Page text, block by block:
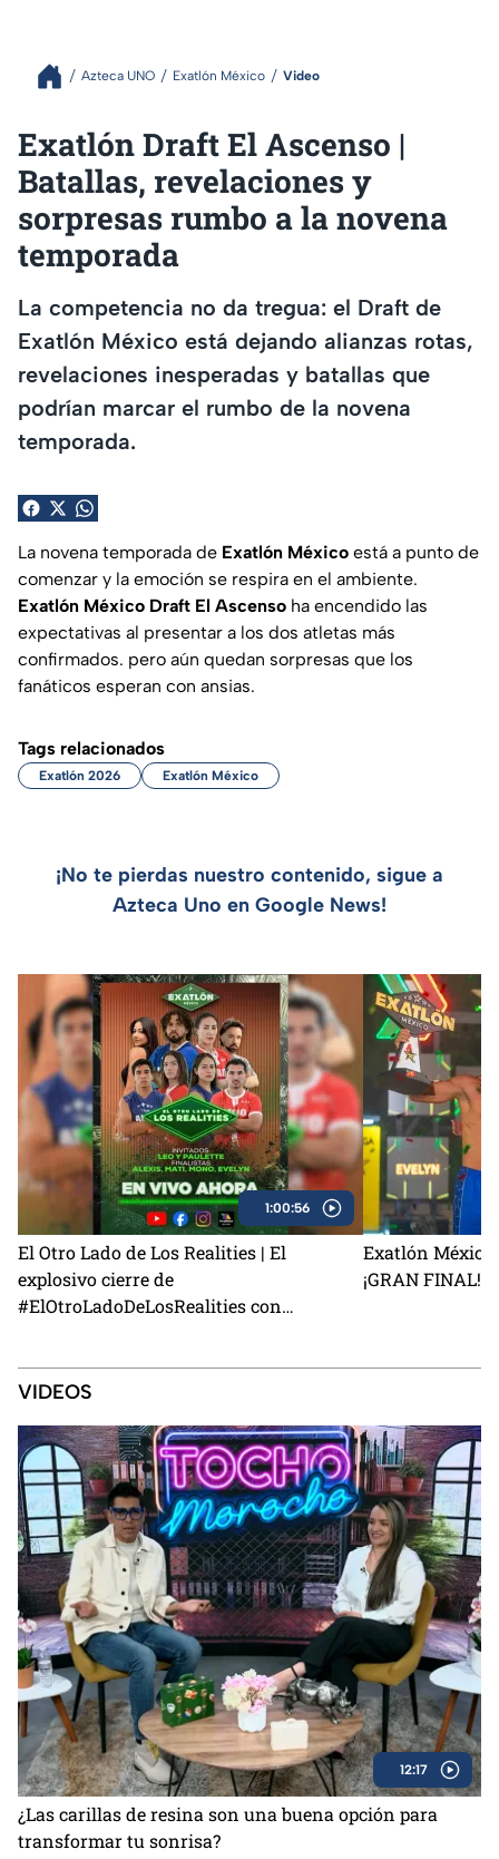
Azteca UNO Exatlón México Video
Exatlón Draft El Ascenso |
Batallas, revelaciones y
sorpresas rumbo a la novena
temporada
La competencia no da tregua: el Draft de
Exatlón México está dejando alianzas rotas,
revelaciones inesperadas y batallas que
podrían marcar el rumbo de la novena
temporada.
La novena temporada de Exatlón México está a punto de
comenzar y la emoción se respira en el ambiente.
Exatlón México Draft El Ascenso ha encendido las
expectativas al presentar a los dos atletas más
confirmados. pero aún quedan sorpresas que los
fanáticos esperan con ansias.
Tags relacionados
Exatlón 2026 Exatlón México
¡No te pierdas nuestro contenido, sigue a
Azteca Uno en Google News!
1:00:56
El Otro Lado de Los Realities | El
explosivo cierre de
#ElOtroLadoDeLosRealities con
Exatlón México
¡GRAN FINAL!
VIDEOS
12:17
¿Las carillas de resina son una buena opción para
transformar tu sonrisa?